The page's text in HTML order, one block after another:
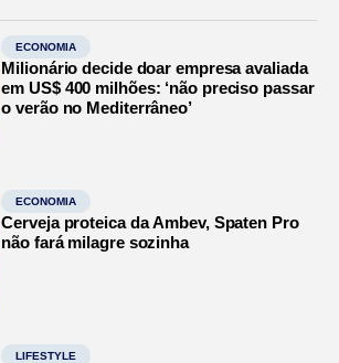
ECONOMIA
Milionário decide doar empresa avaliada
em US$ 400 milhões: ‘não preciso passar
o verão no Mediterrâneo’
ECONOMIA
Cerveja proteica da Ambev, Spaten Pro
não fará milagre sozinha
LIFESTYLE